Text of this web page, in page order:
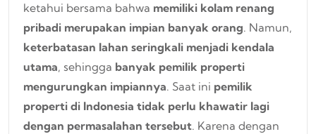
ketahui bersama bahwa memiliki kolam renang
pribadi merupakan impian banyak orang. Namun,
keterbatasan lahan seringkali menjadi kendala
utama, sehingga banyak pemilik properti
mengurungkan impiannya. Saat ini pemilik
properti di Indonesia tidak perlu khawatir lagi
dengan permasalahan tersebut. Karena dengan